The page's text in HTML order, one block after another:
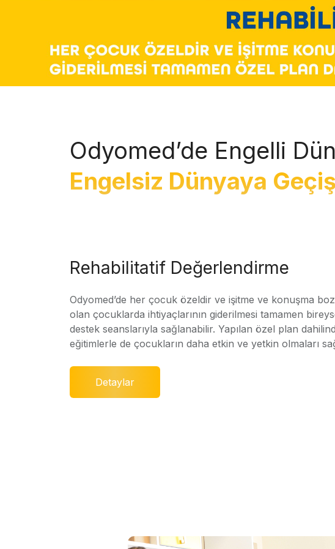
Odyomed’de Engelli
Engelsiz Dünyaya
Rehabilitatif Değerlendirme
Odyomed’de her çocuk özeldir ve işitme ve konuşma
olan çocuklarda ihtiyaçlarının giderilmesi tamamen
destek seanslarıyla sağlanabilir. Yapılan özel plan
eğitimlerle de çocukların daha etkin ve yetkin olmaları
Detaylar